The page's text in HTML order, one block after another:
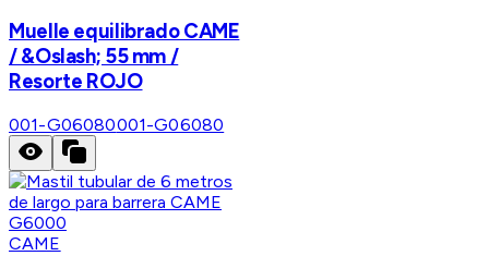
Muelle equilibrado CAME
/ &Oslash; 55 mm /
Resorte ROJO
001-G06080001-G06080
CAME